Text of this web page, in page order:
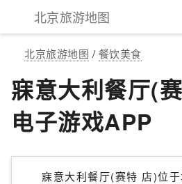
北京旅游地图
北京旅游地图 / 餐饮美食
寐意大利餐厅(
电子游戏APP
寐意大利餐厅(赛特 店)位